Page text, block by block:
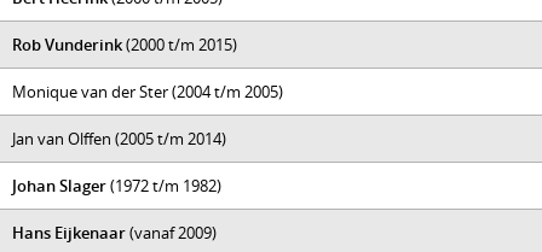
Rob Vunderink(2000 t/m 2015)
Monique van der Ster (2004 t/m 2005)
Jan van Olffen (2005 t/m 2014)
Johan Slager(1972 t/m 1982)
Hans Eijkenaar(vanaf 2009)